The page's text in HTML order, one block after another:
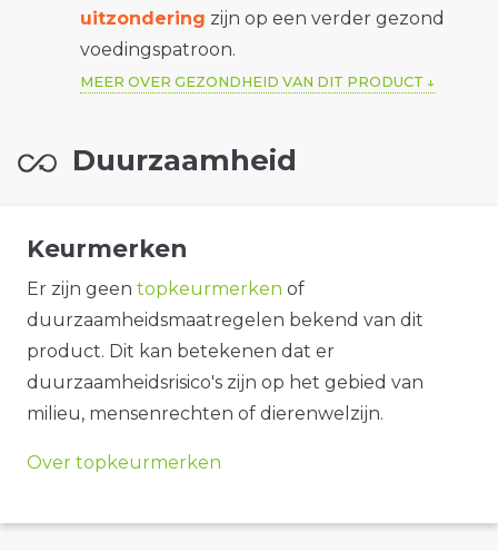
uitzondering zijn op een verder gezond
voedingspatroon.
MEER OVER GEZONDHEID VAN DIT PRODUCT
Duurzaamheid
Keurmerken
Er zijn geen topkeurmerken of
duurzaamheidsmaatregelen bekend van dit
product. Dit kan betekenen dat er
duurzaamheidsrisico's zijn op het gebied van
milieu, mensenrechten of dierenwelzijn.
Over topkeurmerken